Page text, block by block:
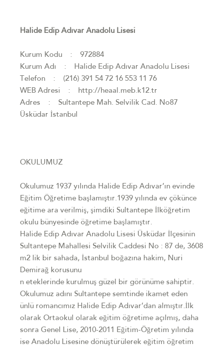
Halide Edip Adıvar Anadolu Lisesi
Kurum Kodu : 972884
Kurum Adı : Halide Edip Adıvar Anadolu Lisesi
Telefon : (216) 391 54 72 16 553 11 76
WEB Adresi : http://heaal.meb.k12.tr
Adres : Sultantepe Mah. Selvilik Cad. No87
Üsküdar İstanbul
OKULUMUZ
Okulumuz 1937 yılında Halide Edip Adıvar’ın evinde
Eğitim Öğretime başlamıştır.1939 yılında ev çökünce
eğitime ara verilmiş, şimdiki Sultantepe İlköğretim
okulu bünyesinde öğretime başlamıştır.
Halide Edip Adıvar Anadolu Lisesi Üsküdar İlçesinin
Sultantepe Mahallesi Selvilik Caddesi No : 87 de, 3608
m2 lik bir sahada, İstanbul boğazına hakim, Nuri
Demirağ korusunu
n eteklerinde kurulmuş güzel bir görünüme sahiptir.
Okulumuz adını Sultantepe semtinde ikamet eden
ünlü romancımız Halide Edip Adıvar’dan almıştır.İlk
olarak Ortaokul olarak eğitim öğretime açılmış, daha
sonra Genel Lise, 2010-2011 Eğitim-Öğretim yılında
ise Anadolu Lisesine dönüştürülerek eğitim öğretim